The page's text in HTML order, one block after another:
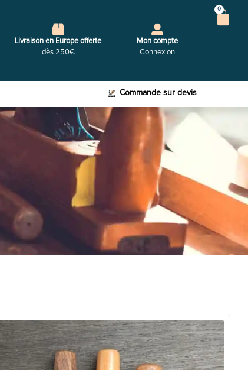
Livraison en Europe offerte
dès 250€
Mon compte
Connexion
0
Commande sur devis